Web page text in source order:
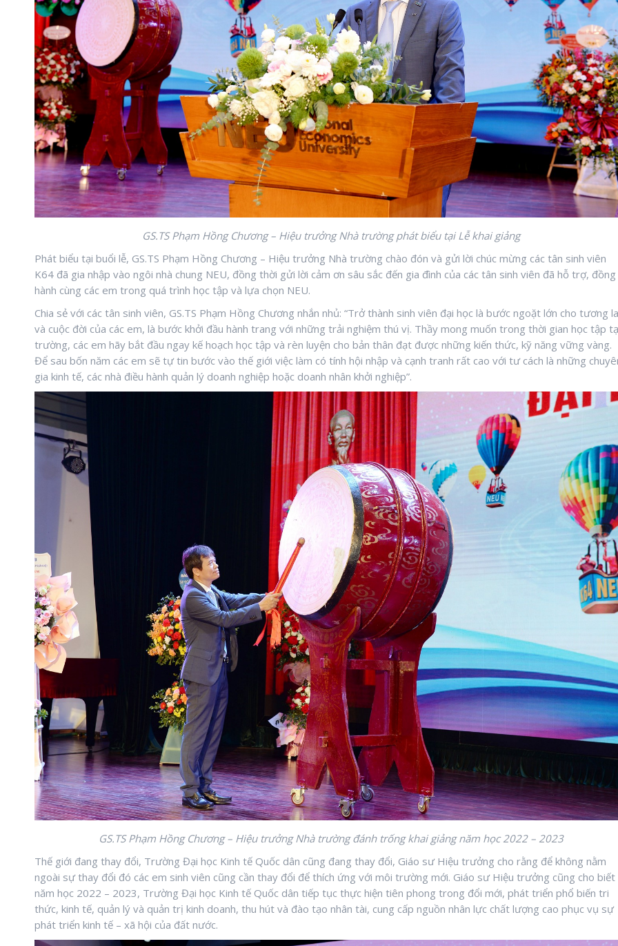
GS.TS Phạm Hồng Chương – Hiệu trưởng Nhà trường phát biểu tại Lễ khai giảng
Phát biểu tại buổi lễ, GS.TS Phạm Hồng Chương – Hiệu trưởng Nhà trường chào đón và gửi lời chúc mừng các tân sinh viên
K64 đã gia nhập vào ngôi nhà chung NEU, đồng thời gửi lời cảm ơn sâu sắc đến gia đình của các tân sinh viên đã hỗ trợ, đồng
hành cùng các em trong quá trình học tập và lựa chọn NEU.
Chia sẻ với các tân sinh viên, GS.TS Phạm Hồng Chương nhắn nhủ: “Trở thành sinh viên đại học là bước ngoặt lớn cho tương
và cuộc đời của các em, là bước khởi đầu hành trang với những trải nghiệm thú vị. Thầy mong muốn trong thời gian học tập
trường, các em hãy bắt đầu ngay kế hoạch học tập và rèn luyện cho bản thân đạt được những kiến thức, kỹ năng vững vàng.
Để sau bốn năm các em sẽ tự tin bước vào thế giới việc làm có tính hội nhập và cạnh tranh rất cao với tư cách là những
gia kinh tế, các nhà điều hành quản lý doanh nghiệp hoặc doanh nhân khởi nghiệp”.
GS.TS Phạm Hồng Chương – Hiệu trưởng Nhà trườngđánh trống khai giảng năm học 2022 – 2023
Thế giới đang thay đổi, Trường Đại học Kinh tế Quốc dân cũng đang thay đổi, Giáo sư Hiệu trưởng cho rằng để không nằm
ngoài sự thay đổi đó các em sinh viên cũng cần thay đổi để thích ứng với môi trường mới. Giáo sư Hiệu trưởng cũng cho biết
năm học 2022 – 2023, Trường Đại học Kinh tế Quốc dân tiếp tục thực hiện tiên phong trong đổi mới, phát triển phổ biến tri
thức, kinh tế, quản lý và quản trị kinh doanh, thu hút và đào tạo nhân tài, cung cấp nguồn nhân lực chất lượng cao phục vụ sự
phát triển kinh tế – xã hội của đất nước.